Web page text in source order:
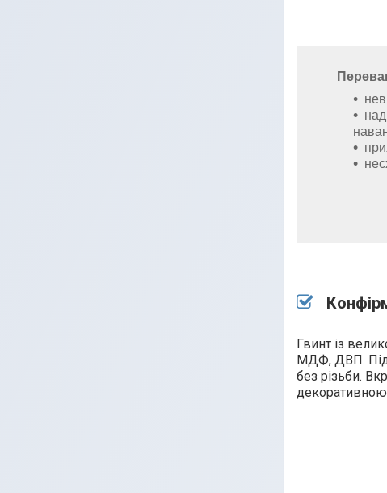
Гвинт із
МДФ, ДВП.
без різьби.
декоративною